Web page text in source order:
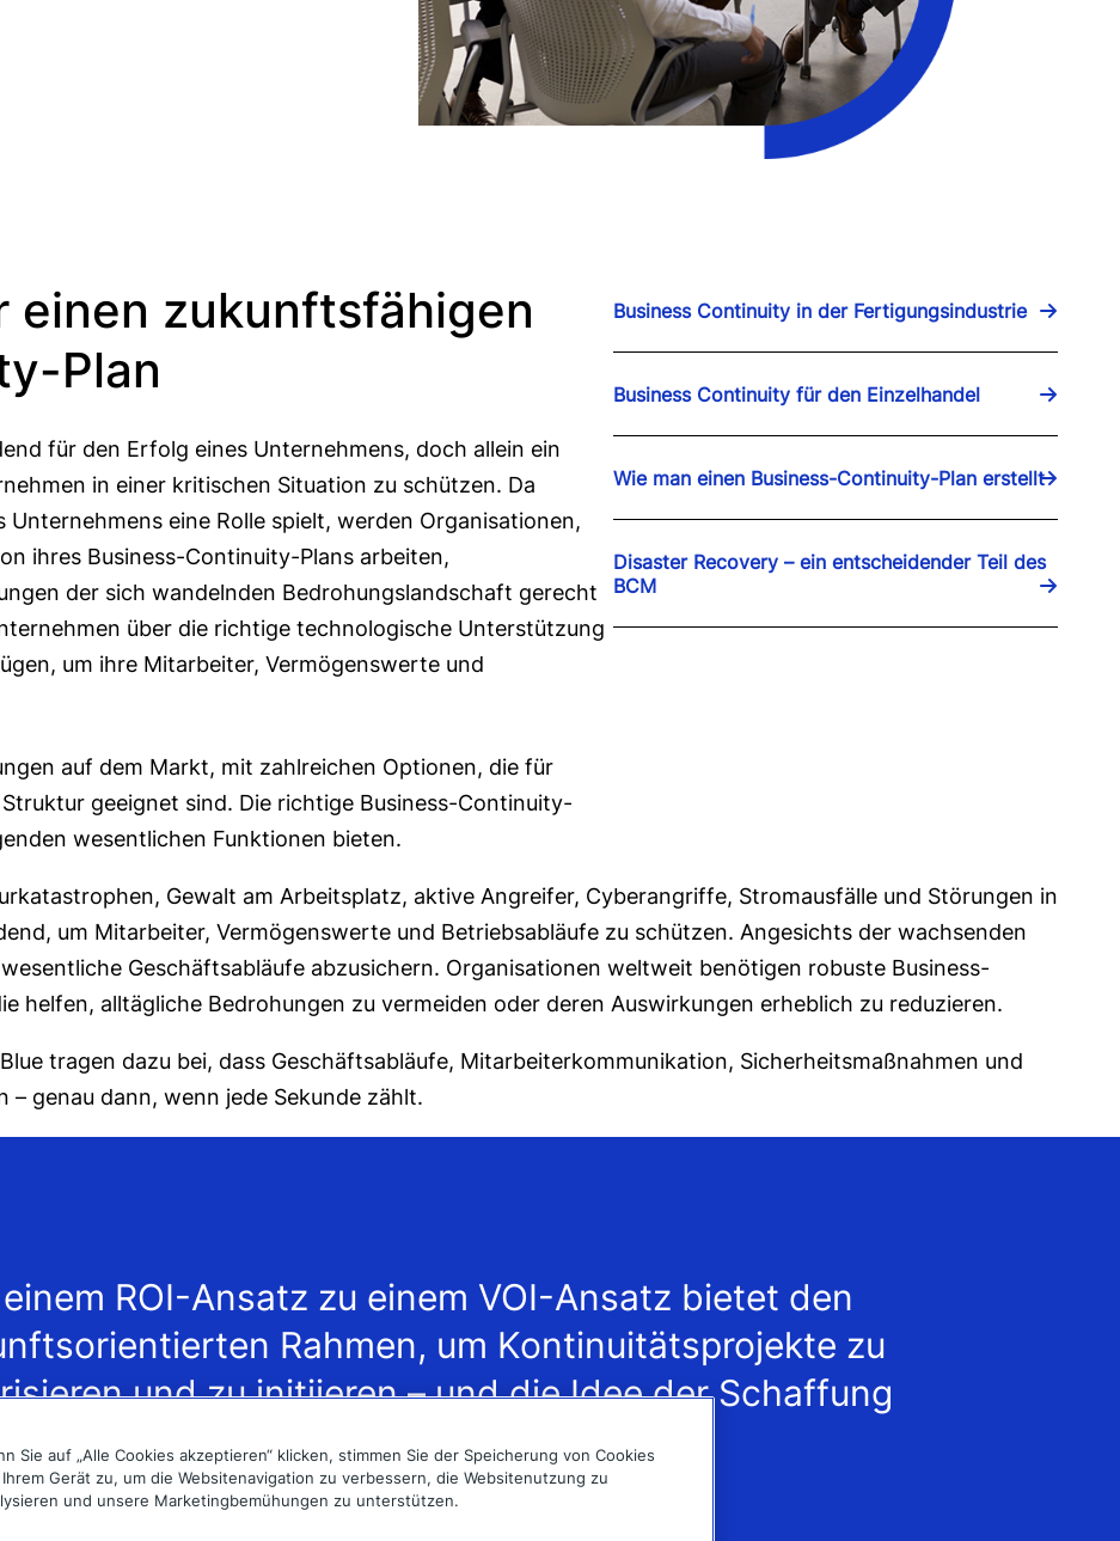
einen zukunftsfähigen
Plan
für den Erfolg eines Unternehmens, doch allein ein
in einer kritischen Situation zu schützen. Da
eine Rolle spielt, werden Organisationen,
ihres Business-Continuity-Plans arbeiten,
der sich wandelnden Bedrohungslandschaft gerecht
über die richtige technologische Unterstützung
um ihre Mitarbeiter, Vermögenswerte und
auf dem Markt, mit zahlreichen Optionen, die für
geeignet sind. Die richtige Business-Continuity-
wesentlichen Funktionen bieten.
Business Continuity in der Fertigungsindustrie
Business Continuity für den Einzelhandel
Wie man einen Business-Continuity-Plan erstellt
Disaster Recovery – ein entscheidender Teil des
BCM
Gewalt am Arbeitsplatz, aktive Angreifer, Cyberangriffe, Stromausfälle und Störungen in
um Mitarbeiter, Vermögenswerte und Betriebsabläufe zu schützen. Angesichts der wachsenden
Geschäftsabläufe abzusichern. Organisationen weltweit benötigen robuste Business-
helfen, alltägliche Bedrohungen zu vermeiden oder deren Auswirkungen erheblich zu reduzieren.
tragen dazu bei, dass Geschäftsabläufe, Mitarbeiterkommunikation, Sicherheitsmaßnahmen und
genau dann, wenn jede Sekunde zählt.
ROI-Ansatz zu einem VOI-Ansatz bietet den
Rahmen, um Kontinuitätsprojekte zu
und zu initiieren – und die Idee der Schaffung
messbar zu machen.“
Sie auf „Alle Cookies akzeptieren“ klicken, stimmen Sie der Speicherung von Cookies
Gerät zu, um die Websitenavigation zu verbessern, die Websitenutzung zu
und unsere Marketingbemühungen zu unterstützen.